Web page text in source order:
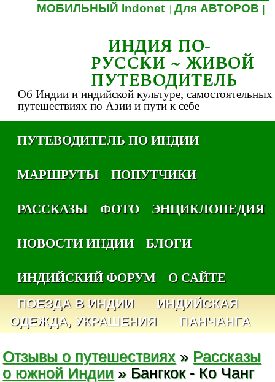
МОБИЛЬНЫЙ Indonet |Для АВТОРОВ
ИНДИЯ ПО-
РУССКИ ~ ЖИВОЙ
ПУТЕВОДИТЕЛЬ
Об Индии и индийской культуре, самостоятельных
путешествиях по Азии и пути к себе
ПУТЕВОДИТЕЛЬ ПО ИНДИИ
МАРШРУТЫ
ПОПУТЧИКИ
РАССКАЗЫ
ФОТО
ЭНЦИКЛОПЕДИЯ
НОВОСТИ ИНДИИ
БЛОГИ
ИНДИЙСКИЙ ФОРУМ
О САЙТЕ
ПОЕЗДА В ИНДИИ
ИНДИЙСКАЯ
ОДЕЖДА, УКРАШЕНИЯ
ПАНЧАНГА
Отзывы о путешествиях » Рассказы
о южной Индии » Бангкок - Ко Чанг